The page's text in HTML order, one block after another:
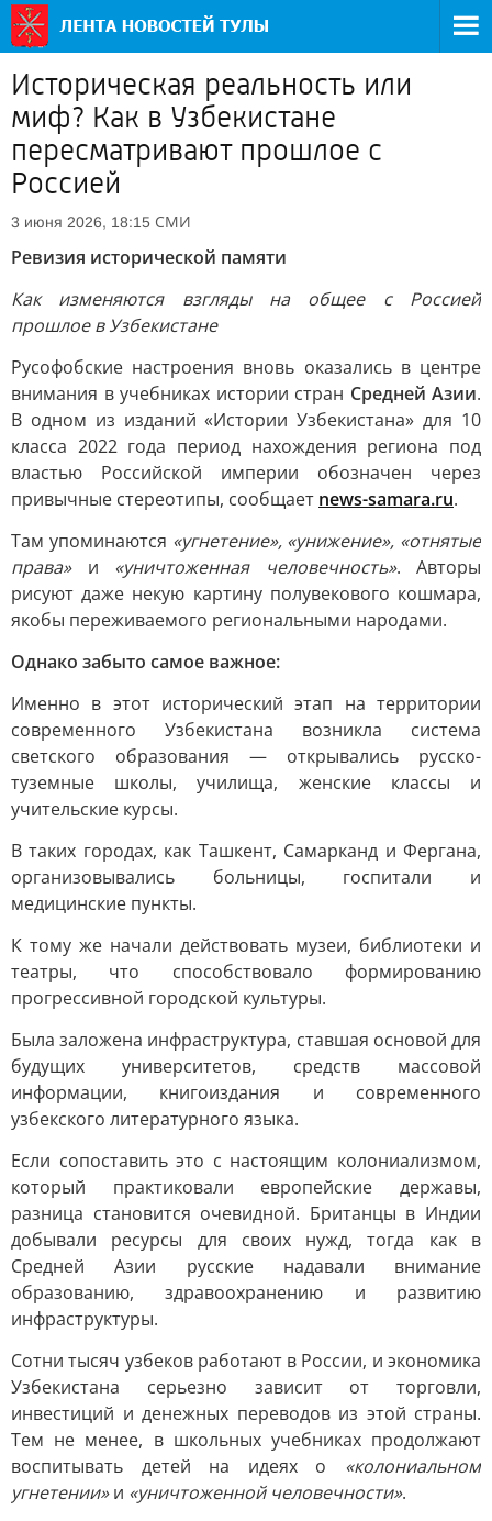
Историческая реальность или
миф? Как в Узбекистане
пересматривают прошлое с
Россией
3 июня 2026, 18:15 СМИ
Ревизия исторической памяти
Как изменяются взгляды на общее с Россией
прошлое в Узбекистане
Русофобские настроения вновь оказались в центре
внимания в учебниках истории стран Средней Азии.
В одном из изданий «Истории Узбекистана» для 10
класса 2022 года период нахождения региона под
властью Российской империи обозначен через
привычные стереотипы, сообщает news-samara.ru.
Там упоминаются «угнетение», «унижение», «отнятые
права»и «уничтоженная человечность». Авторы
рисуют даже некую картину полувекового кошмара,
якобы переживаемого региональными народами.
Однако забыто самое важное:
Именно в этот исторический этап на территории
современного Узбекистана возникла система
светского образования — открывались русско-
туземные школы, училища, женские классы и
учительские курсы.
В таких городах, как Ташкент, Самарканд и Фергана,
организовывались больницы, госпитали и
медицинские пункты.
К тому же начали действовать музеи, библиотеки и
театры, что способствовало формированию
прогрессивной городской культуры.
Была заложена инфраструктура, ставшая основой для
будущих университетов, средств массовой
информации, книгоиздания и современного
узбекского литературного языка.
Если сопоставить это с настоящим колониализмом,
который практиковали европейские державы,
разница становится очевидной. Британцы в Индии
добывали ресурсы для своих нужд, тогда как в
Средней Азии русские надавали внимание
образованию, здравоохранению и развитию
инфраструктуры.
Сотни тысяч узбеков работают в России, и экономика
Узбекистана серьезно зависит от торговли,
инвестиций и денежных переводов из этой страны.
Тем не менее, в школьных учебниках продолжают
воспитывать детей на идеях о «колониальном
угнетении»и «уничтоженной человечности».